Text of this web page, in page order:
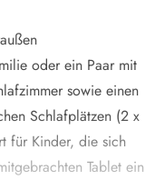
oder ein Paar mit
sowie einen
Schlafplätzen (2 x
für Kinder, die sich
Tablet ein